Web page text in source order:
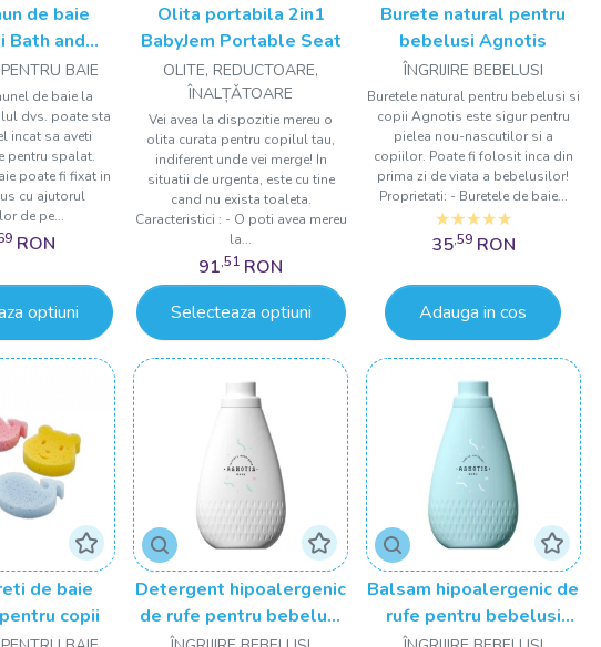
de baie
Bath and
BAIE
de baie la
dvs. poate sta
incat sa aveti
pentru spalat.
poate fi fixat in
cu ajutorul
de pe...
RON
optiuni
Olita portabila 2in1
BabyJem Portable Seat
OLITE, REDUCTOARE,
ÎNALȚǍTOARE
Vei avea la dispozitie mereu o
olita curata pentru copilul tau,
indiferent unde vei merge! In
situatii de urgenta, este cu tine
cand nu exista toaleta.
Caracteristici : - O poti avea mereu
la...
91,51 RON
Selecteaza optiuni
Burete natural pentru
bebelusi Agnotis
ÎNGRIJIRE BEBELUSI
Buretele natural pentru bebelusi si
copii Agnotis este sigur pentru
pielea nou-nascutilor si a
copiilor. Poate fi folosit inca din
prima zi de viata a bebelusilor!
Proprietati: - Buretele de baie...
35,59 RON
Adauga in cos
de baie
copii
Detergent hipoalergenic
de rufe pentru bebelusi
Balsam hipoalergenic de
rufe pentru bebelusi